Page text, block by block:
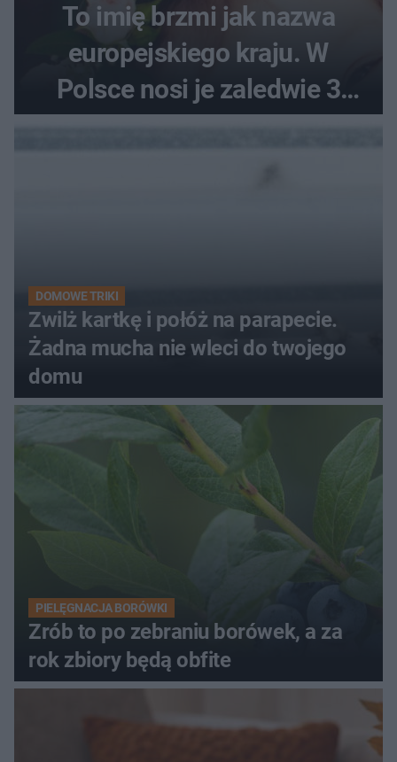
To imię brzmi jak nazwa
europejskiego kraju. W
Polsce nosi je zaledwie 3
kobiety
DOMOWE TRIKI
Zwilż kartkę i połóż na parapecie.
Żadna mucha nie wleci do twojego
domu
PIELĘGNACJA BORÓWKI
Zrób to po zebraniu borówek, a za
rok zbiory będą obfite